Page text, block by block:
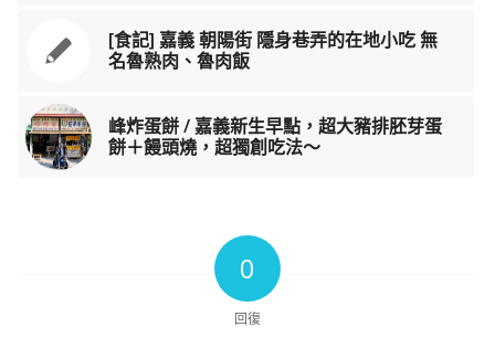
[食記] 嘉義 朝陽街 隱身巷弄的在地小吃 無
名魯熟肉、魯肉飯
峰炸蛋餅 / 嘉義新生早點，超大豬排胚芽蛋
餅＋饅頭燒，超獨創吃法～
0
回復